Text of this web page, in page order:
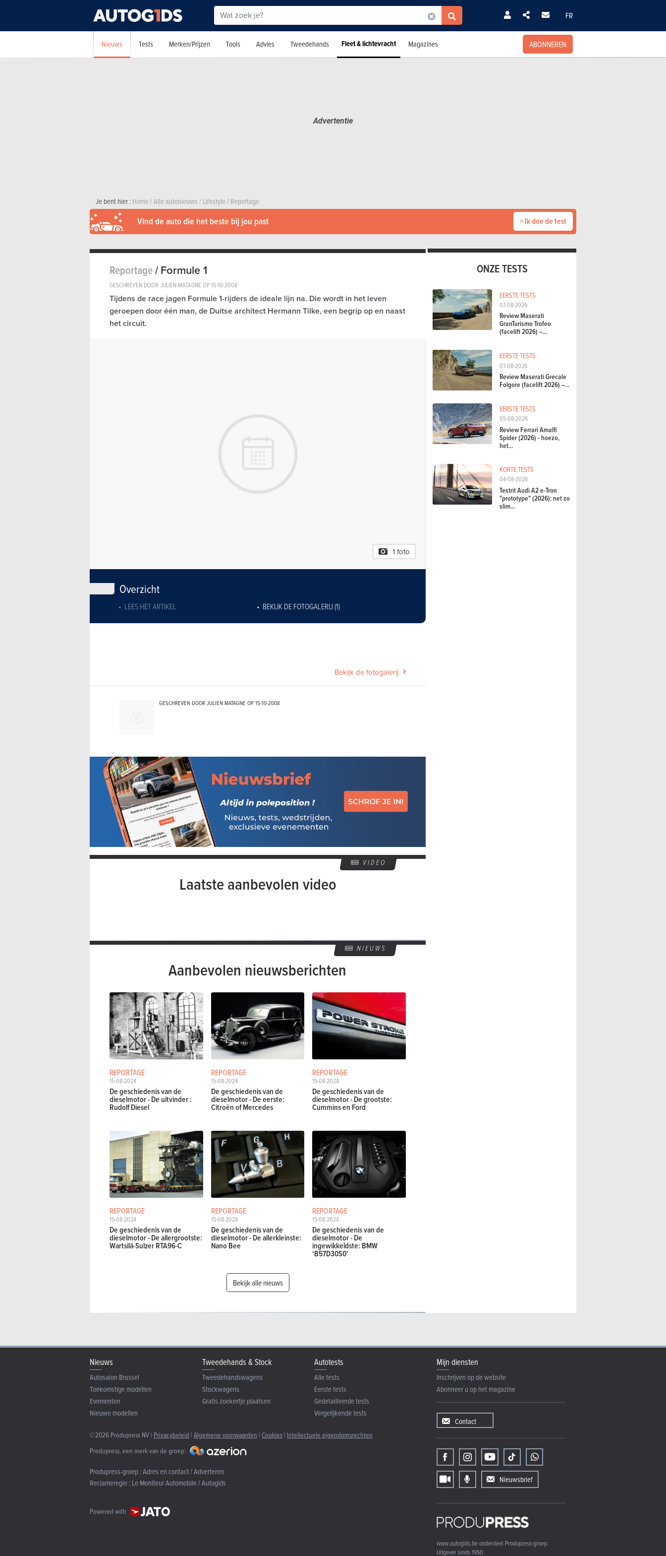
FR
Nieuws Tests Merken/Prijzen Tools Advies Tweedehands Fleet & lichtevracht Magazines ABONNEREN
Je bent hier :Home/Alle autonieuws/Lifestyle/Reportage
Vind de auto die het beste bij jou past > Ik doe de test
Reportage/Formule 1
GESCHREVEN DOOR JULIEN MATAGNE OP15-10-2008
Tijdens de race jagen Formule 1-rijders de ideale lijn na. Die wordt in het leven
geroepen door één man, de Duitse architect Hermann Tilke, een begrip op en naast
het circuit.
1 foto
Overzicht
LEES HET ARTIKEL BEKIJK DE FOTOGALERIJ (1)
Bekijk de fotogalerij
GESCHREVEN DOOR JULIEN MATAGNE OP15-10-2008
VIDEO
Laatste aanbevolen video
NIEUWS
Aanbevolen nieuwsberichten
REPORTAGE
15-08-2024
De geschiedenis van de
dieselmotor - De uitvinder :
Rudolf Diesel
REPORTAGE
15-08-2024
De geschiedenis van de
dieselmotor - De eerste:
Citroën of Mercedes
REPORTAGE
15-08-2024
De geschiedenis van de
dieselmotor - De grootste:
Cummins en Ford
REPORTAGE
15-08-2024
De geschiedenis van de
dieselmotor - De allergrootste:
Wartsilä-Sulzer RTA96-C
REPORTAGE
15-08-2024
De geschiedenis van de
dieselmotor - De allerkleinste:
Nano Bee
REPORTAGE
15-08-2024
De geschiedenis van de
dieselmotor - De
ingewikkeldste: BMW
‘B57D30S0’
Bekijk alle nieuws
ONZE TESTS
EERSTE TESTS
07-08-2026
Review Maserati
GranTurismo Trofeo
(facelift 2026) –...
EERSTE TESTS
07-08-2026
Review Maserati Grecale
Folgore (facelift 2026) –...
EERSTE TESTS
05-08-2026
Review Ferrari Amalfi
Spider (2026) - hoezo,
het...
KORTE TESTS
04-08-2026
Testrit Audi A2 e-Tron
"prototype" (2026): net zo
slim...
Nieuws
Autosalon Brussel
Toekomstige modellen
Evementen
Nieuwe modellen
Tweedehands & Stock
Tweedehandswagens
Stockwagens
Gratis zoekertje plaatsen
Autotests
Alle tests
Eerste tests
Gedetailleerde tests
Vergelijkende tests
©2026 Produpress NV | Privacybeleid | Algemene voorwaarden | Cookies | Intellectuele eigendomsrechten
Produpress, een merk van de groep:
Produpress-groep :Adres en contact / Adverteren
Reclameregie :Le Moniteur Automobile / Autogids
Powered with
Mijn diensten
Inschrijven op de website
Abonneer u op het magazine
Contact
Nieuwsbrief
www.autogids.be onderdeel Produpress-groep.
Uitgever sinds 1950.